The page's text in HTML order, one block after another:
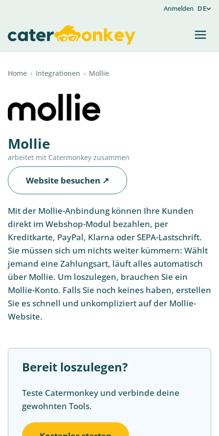
Anmelden DE
Home › Integrationen › Mollie
Mollie
arbeitet mit Catermonkey zusammen
Website besuchen ↗
Mit der Mollie-Anbindung können Ihre Kunden
direkt im Webshop-Modul bezahlen, per
Kreditkarte, PayPal, Klarna oder SEPA-Lastschrift.
Sie müssen sich um nichts weiter kümmern: Wählt
jemand eine Zahlungsart, läuft alles automatisch
über Mollie. Um loszulegen, brauchen Sie ein
Mollie-Konto. Falls Sie noch keines haben, erstellen
Sie es schnell und unkompliziert auf der Mollie-
Website.
Bereit loszulegen?
Teste Catermonkey und verbinde deine
gewohnten Tools.